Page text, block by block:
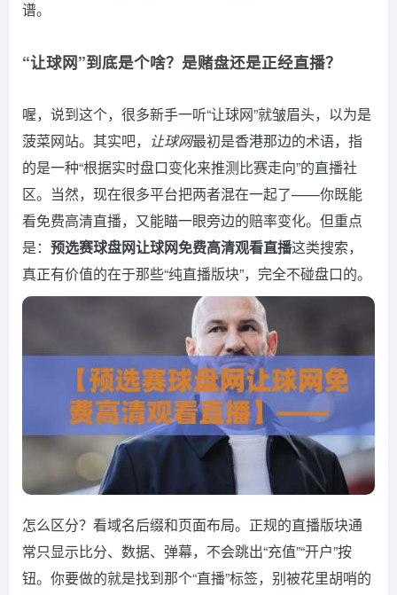
谱。
“让球网”到底是个啥？是赌盘还是正经直播？
喔，说到这个，很多新手一听“让球网”就皱眉头，以为是
菠菜网站。其实吧， 让球网最初是香港那边的术语，指
的是一种“根据实时盘口变化来推测比赛走向”的直播社
区。当然，现在很多平台把两者混在一起了——你既能
看免费高清直播，又能瞄一眼旁边的赔率变化。但重点
是： 预选赛球盘网让球网免费高清观看直播这类搜索，
真正有价值的在于那些“纯直播版块”，完全不碰盘口的。
怎么区分？看域名后缀和页面布局。正规的直播版块通
常只显示比分、数据、弹幕，不会跳出“充值”“开户”按
钮。你要做的就是找到那个“直播”标签，别被花里胡哨的